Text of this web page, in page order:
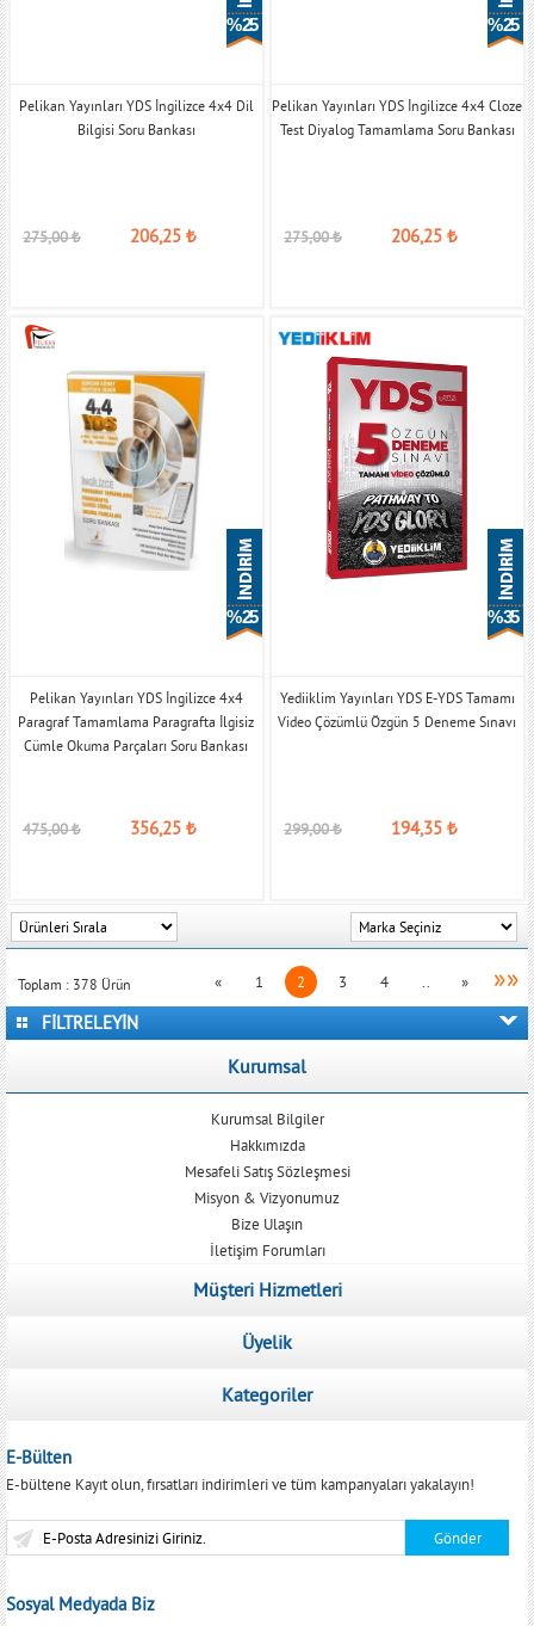
% 25
Pelikan Yayınları YDS İngilizce 4x4 Dil
Bilgisi Soru Bankası
275,00₺ 206,25 ₺
% 25
Pelikan Yayınları YDS İngilizce 4x4 Cloze
Test Diyalog Tamamlama Soru Bankası
275,00₺ 206,25 ₺
% 25
Pelikan Yayınları YDS İngilizce 4x4
Paragraf Tamamlama Paragrafta İlgisiz
Cümle Okuma Parçaları Soru Bankası
475,00₺ 356,25 ₺
% 35
Yediiklim Yayınları YDS E-YDS Tamamı
Video Çözümlü Özgün 5 Deneme Sınavı
299,00₺ 194,35 ₺
Toplam : 378 Ürün « 1 2 3 4 .. » »»
FİLTRELEYİN
Kurumsal
Kurumsal Bilgiler
Hakkımızda
Mesafeli Satış Sözleşmesi
Misyon & Vizyonumuz
Bize Ulaşın
İletişim Forumları
Müşteri Hizmetleri
Üyelik
Kategoriler
E-Bülten
E-bültene Kayıt olun, fırsatları indirimleri ve tüm kampanyaları yakalayın!
Sosyal Medyada Biz